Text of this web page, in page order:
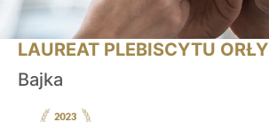
LAUREAT PLEBISCYTU ORŁY
Bajka